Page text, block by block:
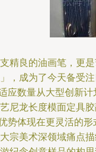
良的油画笔，更
成为了今天备受
应数量从大型创新
尼龙长度模面定具
势体现在更灵活的
宗美术深领域痛点